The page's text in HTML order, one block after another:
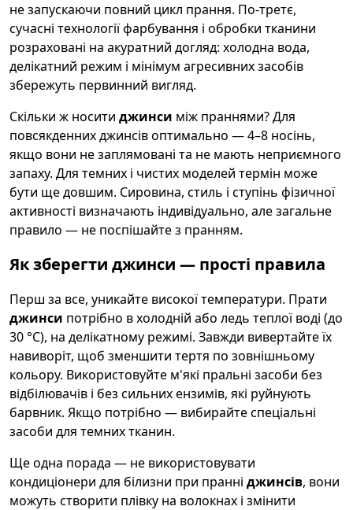
не запускаючи повний цикл прання. По-третє,
сучасні технології фарбування і обробки тканини
розраховані на акуратний догляд: холодна вода,
делікатний режим і мінімум агресивних засобів
збережуть первинний вигляд.
Скільки ж носити джинси між праннями? Для
повсякденних джинсів оптимально — 4–8 носінь,
якщо вони не заплямовані та не мають неприємного
запаху. Для темних і чистих моделей термін може
бути ще довшим. Сировина, стиль і ступінь фізичної
активності визначають індивідуально, але загальне
правило — не поспішайте з пранням.
Як зберегти джинси — прості правила
Перш за все, уникайте високої температури. Прати
джинси потрібно в холодній або ледь теплої воді (до
30 °C), на делікатному режимі. Завжди вивертайте їх
навиворіт, щоб зменшити тертя по зовнішньому
кольору. Використовуйте м'які пральні засоби без
відбілювачів і без сильних ензимів, які руйнують
барвник. Якщо потрібно — вибирайте спеціальні
засоби для темних тканин.
Ще одна порада — не використовувати
кондиціонери для білизни при пранні джинсів, вони
можуть створити плівку на волокнах і змінити